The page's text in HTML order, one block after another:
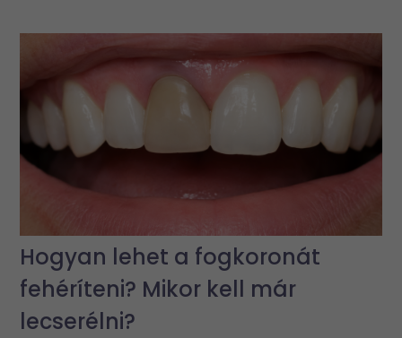
Hogyan lehet a fogkoronát
fehéríteni? Mikor kell már
lecserélni?